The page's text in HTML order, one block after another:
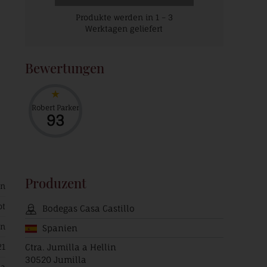
Produkte werden in 1 – 3
Werktagen geliefert
Bewertungen
Robert Parker
93
Produzent
Bodegas Casa Castillo
Spanien
Ctra. Jumilla a Hellin
30520 Jumilla